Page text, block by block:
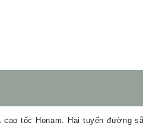
tốc Honam. Hai tuyến đường